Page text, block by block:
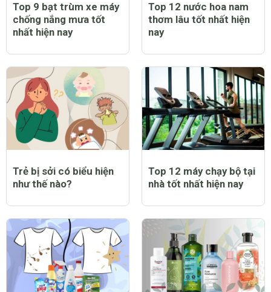
Top 9 bạt trùm xe máy
chống nắng mưa tốt
nhất hiện nay
Top 12 nước hoa nam
thơm lâu tốt nhất hiện
nay
Trẻ bị sởi có biểu hiện
như thế nào?
Top 12 máy chạy bộ tại
nhà tốt nhất hiện nay